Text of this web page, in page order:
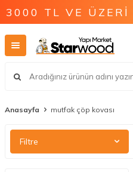
3000 TL VE ÜZERİ
Anasayfa mutfak çöp kovası
Filtre